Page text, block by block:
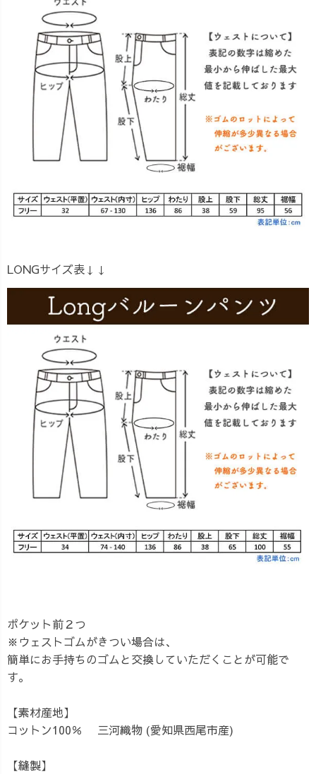
LONGサイズ表↓↓
ポケット前２つ
※ウェストゴムがきつい場合は、
簡単にお手持ちのゴムと交換していただくことが可能で
す。
【素材産地】
コットン100％ 三河織物 (愛知県西尾市産)
【縫製】